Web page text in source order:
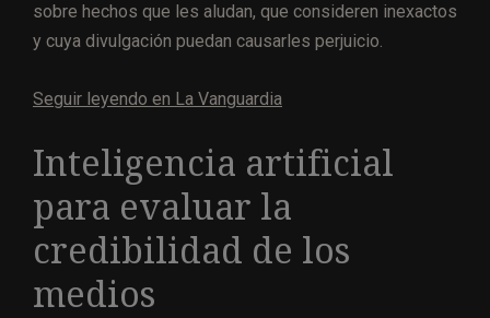
sobre hechos que les aludan, que consideren inexactos
y cuya divulgación puedan causarles perjuicio.
Seguir leyendo en La Vanguardia
Inteligencia artificial
para evaluar la
credibilidad de los
medios